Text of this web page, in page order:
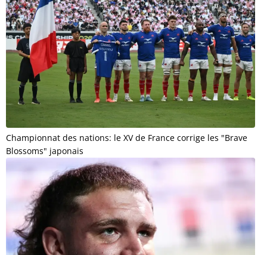
Championnat des nations: le XV de France corrige les "Brave
Blossoms" japonais